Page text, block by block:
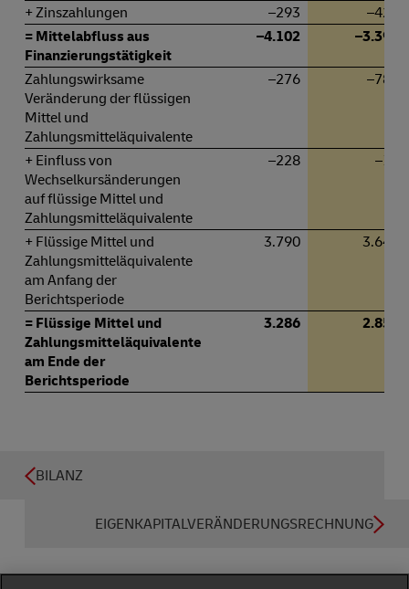
+ Zinszahlungen
–293
–420
= Mittelabfluss aus
Finanzierungstätigkeit
–4.102 –3.392
Zahlungswirksame
Veränderung der flüssigen
Mittel und
Zahlungsmitteläquivalente
–276 –786
+ Einfluss von
Wechselkursänderungen
auf flüssige Mittel und
Zahlungsmitteläquivalente
–228 –10
+ Flüssige Mittel und
Zahlungsmitteläquivalente
am Anfang der
Berichtsperiode
3.790 3.649
= Flüssige Mittel und
Zahlungsmitteläquivalente
am Ende der
Berichtsperiode
3.286 2.853
BILANZ
EIGENKAPITALVERÄNDERUNGSRECHNUNG